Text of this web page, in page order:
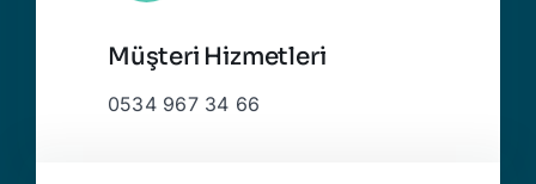
Müşteri Hizmetleri
0534 967 34 66